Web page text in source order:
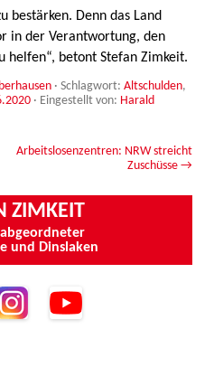
bestärken. Denn das Land
in der Verantwortung, den
helfen“, betont Stefan Zimkeit.
· Schlagwort: Altschulden,
· Eingestellt von: Harald
Arbeitslosenzentren: NRW streicht
Zuschüsse →
ZIMKEIT
und Dinslaken